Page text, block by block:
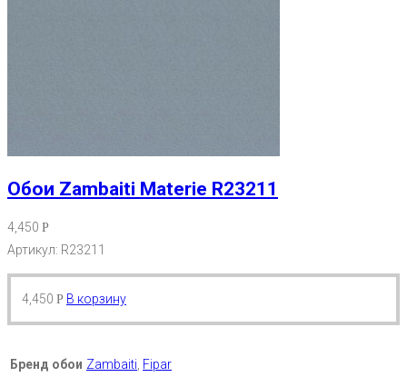
Обои Zambaiti Materie R23211
4,450 Р
Артикул: R23211
4,450 Р В корзину
Бренд обои Zambaiti Fipar